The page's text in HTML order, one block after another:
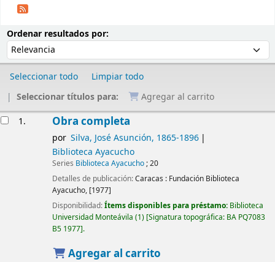
Ordenar resultados por:
Seleccionar todo
Limpiar todo
Seleccionar títulos para:
Agregar al carrito
1. Obra completa
por Silva, José Asunción, 1865-1896
Biblioteca Ayacucho
Series Biblioteca Ayacucho; 20
Detalles de publicación:Caracas : Fundación Biblioteca
Ayacucho, [1977]
Disponibilidad:Ítems disponibles para préstamo: Biblioteca
Universidad Monteávila (1) Signatura topográfica: BA PQ7083
B5 1977 .
Agregar al carrito